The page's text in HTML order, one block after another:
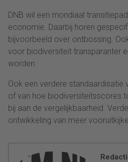
DNB wil een mondiaal
economie. Daarbij horen
bijvoorbeeld over ontbossing.
voor biodiversiteit transparanter
worden.
Ook een verdere standaardisatie
of van hoe biodiversiteitsscores
bij aan de vergelijkbaarheid.
ontwikkeling van meer